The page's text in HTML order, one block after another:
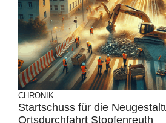
CHRONIK
Startschuss für die
Ortsdurchfahrt Stopfenreuth